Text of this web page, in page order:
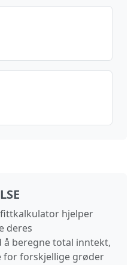
hjelper
deres
beregne total inntekt,
for forskjellige grøder